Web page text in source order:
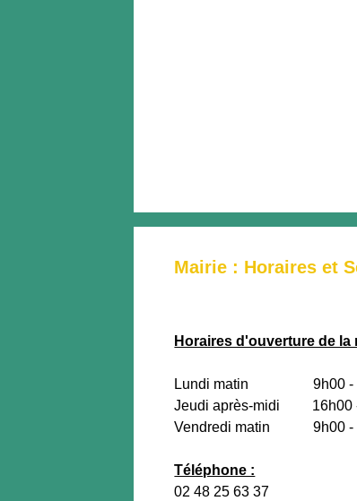
Mairie : Horaires et
Horaires d'ouverture de la
Lundi matin 9h00 -
Jeudi après-midi 16h00
Vendredi matin 9h00 -
Téléphone :
02 48 25 63 37